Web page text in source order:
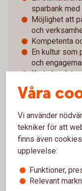
sparbank
Möjlighet att
och
Kompetenta
En kultur som
och
Korta
Om
Sparbank
Vi vet att namnet
traditionell
tillgänglighet och
Våra
Vi använder
tekniker för att
finns även
upplevelse:
Funktioner,
Relevant